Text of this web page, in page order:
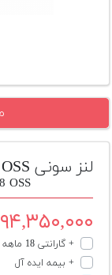
افزودن
دست
دوم
لیست
قیمت
بله
لنز سونی E 35mm f/1.8 OSS
OSS
۹۴,۳۵۰,۰۰۰ تومان
+ گارانتی 18 ماهه ایده آل
+ بیمه ایده آل